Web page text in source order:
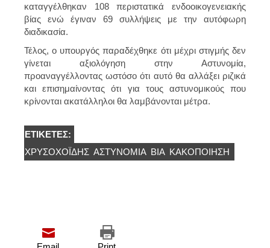
καταγγέλθηκαν 108 περιστατικά ενδοοικογενειακής
βίας ενώ έγιναν 69 συλλήψεις με την αυτόφωρη
διαδικασία.
Τέλος, ο υπουργός παραδέχθηκε ότι μέχρι στιγμής δεν
γίνεται αξιολόγηση στην Αστυνομία,
προαναγγέλλοντας ωστόσο ότι αυτό θα αλλάξει ριζικά
και επισημαίνοντας ότι για τους αστυνομικούς που
κρίνονται ακατάλληλοι θα λαμβάνονται μέτρα.
ΕΤΙΚΈΤΕΣ:
ΧΡΥΣΟΧΟΪ́ΔΗΣ ΑΣΤΥΝΟΜΊΑ ΒΊΑ ΚΑΚΟΠΟΊΗΣΗ